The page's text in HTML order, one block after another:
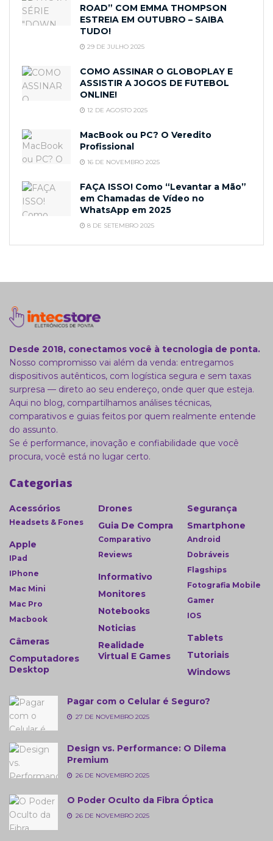
ROAD” COM EMMA THOMPSON
ESTREIA EM OUTUBRO – SAIBA
TUDO!
29 DE JULHO 2025
COMO ASSINAR O GLOBOPLAY E
ASSISTIR A JOGOS DE FUTEBOL
ONLINE!
12 DE AGOSTO 2025
MacBook ou PC? O Veredito
Profissional
16 DE NOVEMBRO 2025
FAÇA ISSO! Como “Levantar a Mão”
em Chamadas de Vídeo no
WhatsApp em 2025
8 DE SETEMBRO 2025
Desde 2018, conectamos você à tecnologia de ponta.
Nosso compromisso vai além da venda: entregamos
dispositivos autênticos, com logística segura e sem taxas
surpresa — direto ao seu endereço, onde quer que esteja.
Aqui no blog, compartilhamos análises técnicas,
comparativos e guias feitos por quem realmente entende
do assunto.
Se é performance, inovação e confiabilidade que você
procura, você está no lugar certo.
Categorias
Acessórios
Headsets & Fones
Apple
IPad
IPhone
Mac Mini
Mac Pro
Macbook
Câmeras
Computadores
Desktop
Drones
Guia De Compra
Comparativo
Reviews
Informativo
Monitores
Notebooks
Noticias
Realidade
Virtual E Games
Segurança
Smartphone
Android
Dobráveis
Flagships
Fotografia Mobile
Gamer
IOS
Tablets
Tutoriais
Windows
Pagar com o Celular é Seguro?
27 DE NOVEMBRO 2025
Design vs. Performance: O Dilema
Premium
26 DE NOVEMBRO 2025
O Poder Oculto da Fibra Óptica
26 DE NOVEMBRO 2025